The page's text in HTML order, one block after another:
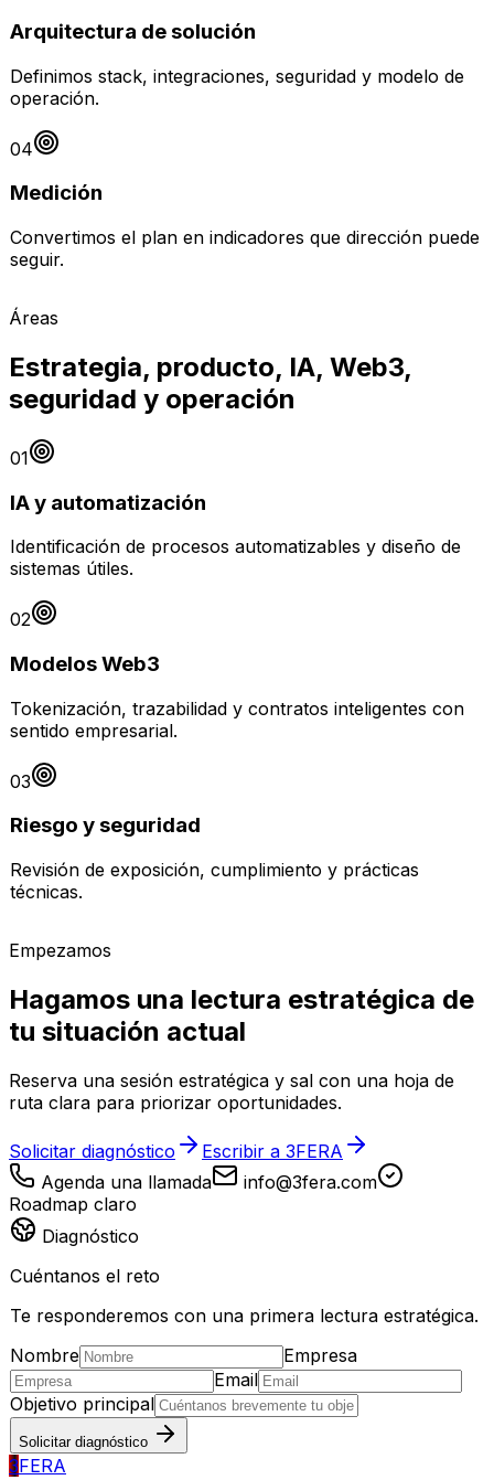
Arquitectura de solución
Definimos stack, integraciones, seguridad y modelo de
operación.
04
Medición
Convertimos el plan en indicadores que dirección puede
seguir.
Áreas
Estrategia, producto, IA, Web3,
seguridad y operación
01
IA y automatización
Identificación de procesos automatizables y diseño de
sistemas útiles.
02
Modelos Web3
Tokenización, trazabilidad y contratos inteligentes con
sentido empresarial.
03
Riesgo y seguridad
Revisión de exposición, cumplimiento y prácticas
técnicas.
Empezamos
Hagamos una lectura estratégica de
tu situación actual
Reserva una sesión estratégica y sal con una hoja de
ruta clara para priorizar oportunidades.
Solicitar diagnóstico
Escribir a 3FERA
Agenda una llamada
info@3fera.com
Roadmap claro
Diagnóstico
Cuéntanos el reto
Te responderemos con una primera lectura estratégica.
Nombre
Empresa
Email
Objetivo principal
Solicitar diagnóstico
3FERA